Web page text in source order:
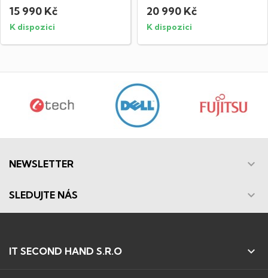
15 990 Kč
K dispozici
20 990 Kč
K dispozici
NEWSLETTER 
SLEDUJTE NÁS 
IT SECOND HAND S.R.O 